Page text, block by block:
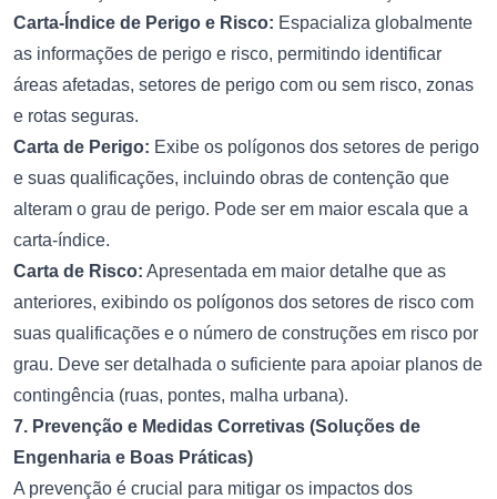
Carta-Índice de Perigo e Risco: Espacializa globalmente
as informações de perigo e risco, permitindo identificar
áreas afetadas, setores de perigo com ou sem risco, zonas
e rotas seguras.
Carta de Perigo: Exibe os polígonos dos setores de perigo
e suas qualificações, incluindo obras de contenção que
alteram o grau de perigo. Pode ser em maior escala que a
carta-índice.
Carta de Risco: Apresentada em maior detalhe que as
anteriores, exibindo os polígonos dos setores de risco com
suas qualificações e o número de construções em risco por
grau. Deve ser detalhada o suficiente para apoiar planos de
contingência (ruas, pontes, malha urbana).
7. Prevenção e Medidas Corretivas (Soluções de
Engenharia e Boas Práticas)
A prevenção é crucial para mitigar os impactos dos